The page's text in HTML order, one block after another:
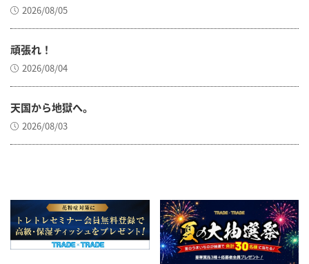
2026/08/05
頑張れ！
2026/08/04
天国から地獄へ。
2026/08/03